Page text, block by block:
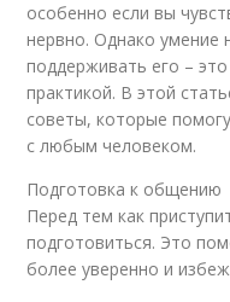
особенно если вы
нервно. Однако умение
поддерживать его –
практикой. В этой
советы, которые
с любым человеком.
Подготовка к общению
Перед тем как
подготовиться. Это
более уверенно и